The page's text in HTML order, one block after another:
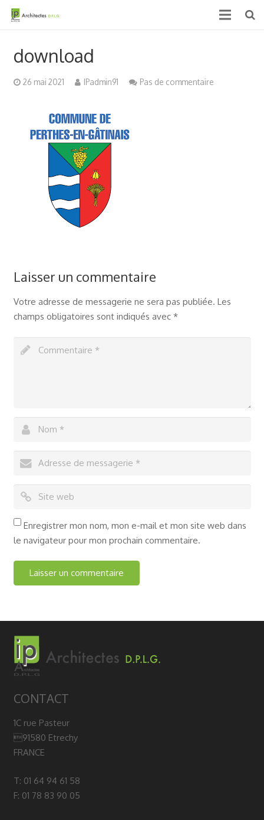
Actualités & médias
download
26 mai 2021 IPadmin91 Pas de commentaire
Laisser un commentaire
Votre adresse de messagerie ne sera pas publiée. Les
champs obligatoires sont indiqués avec *
Enregistrer mon nom, mon e-mail et mon site web dans
le navigateur pour mon prochain commentaire.
CONTACT
1C rue Pasteur
91580 Etrechy
FRANCE
T: 01 64 94 61 58
F: 01 78 83 90 05